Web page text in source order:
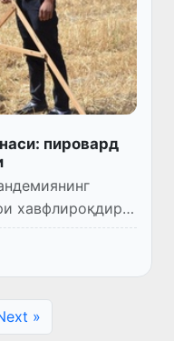
пировард
хавфлироқдир.
ҳал
»